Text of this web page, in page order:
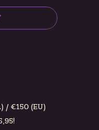
/ €150 (EU)